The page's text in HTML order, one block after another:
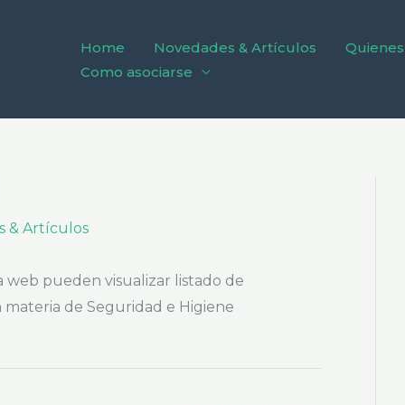
Home Novedades & Artículos
Como asociarse
& Artículos
web pueden visualizar listado de
de Seguridad e Higiene